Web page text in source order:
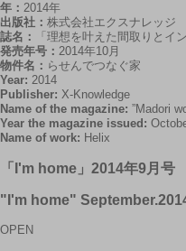
年： 2014年
出版社： 株式会社エクスナレッジ
誌名：
「理想を叶えた間取りとイ
発売年号： 2014年10月
物件名： らせんでつなぐ家
Year: 2014
Publisher: X-Knowledge
Name of the magazine: ”Madori
Year the magazine issued:
Name of work: Helix
「I'm home」2014年9月号
"I'm home"
OPEN